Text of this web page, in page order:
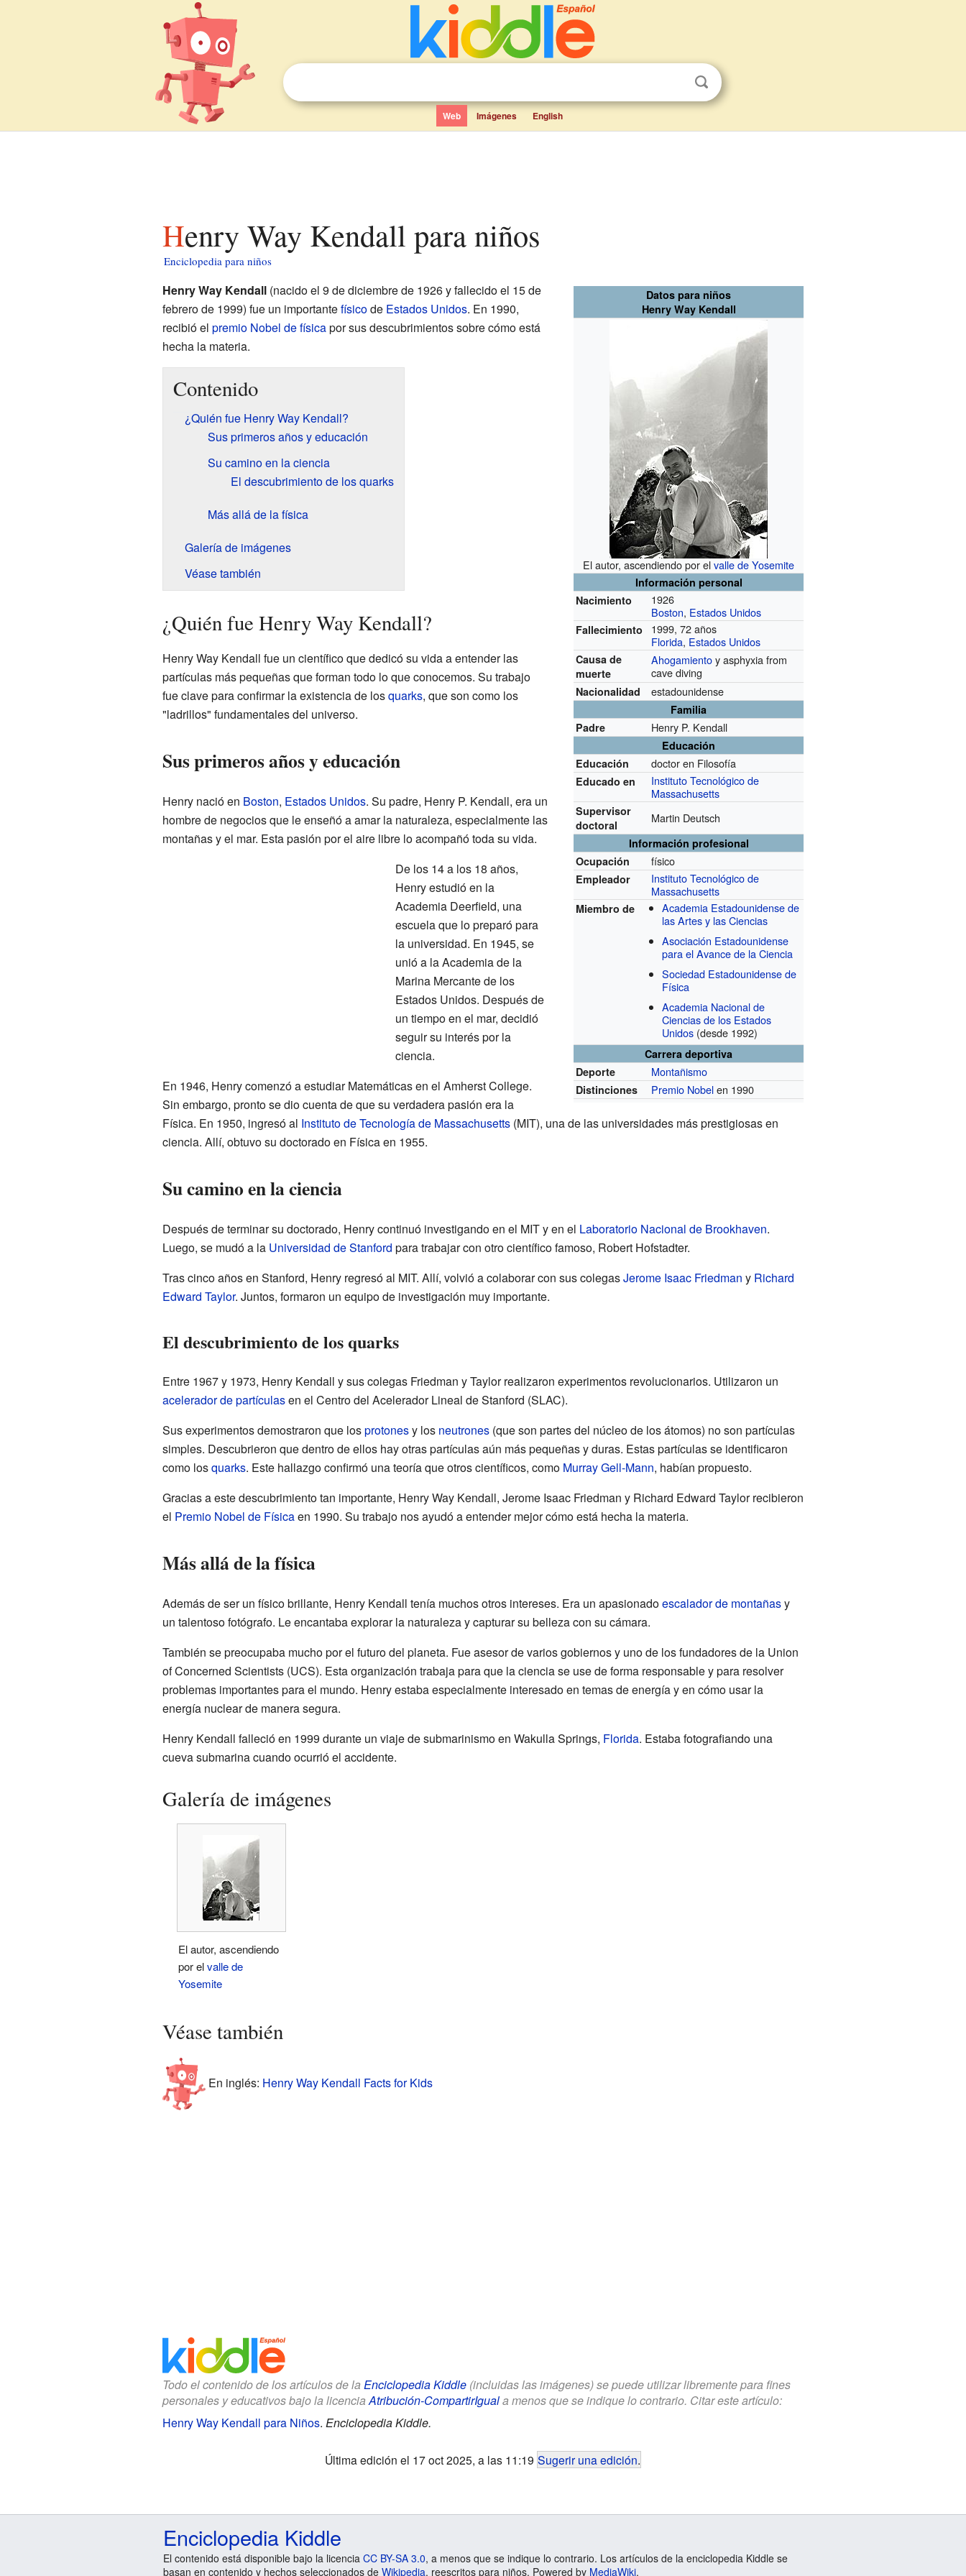
Web Imágenes English
Henry Way Kendall para niños
Enciclopedia para niños
Datos para niños
Henry Way Kendall
El autor, ascendiendo por elvalle de Yosemite
Información personal
Nacimiento
1926
Boston, Estados Unidos
Fallecimiento
1999, 72 años
Florida, Estados Unidos
Causa de
muerte
Ahogamientoy asphyxia from
cave diving
Nacionalidad estadounidense
Familia
Padre
Henry P. Kendall
Educación
Educación
doctor en Filosofía
Educado en
Instituto Tecnológico de
Massachusetts
Supervisor
doctoral
Martin Deutsch
Información profesional
Ocupación
físico
Empleador
Instituto Tecnológico de
Massachusetts
Miembro de
Academia Estadounidense de
las Artes y las Ciencias
Asociación Estadounidense
para el Avance de la Ciencia
Sociedad Estadounidense de
Física
Academia Nacional de
Ciencias de los Estados
Unidos (desde 1992)
Carrera deportiva
Deporte
Montañismo
Distinciones Premio Nobelen 1990
Henry Way Kendall(nacido el 9 de diciembre de 1926 y fallecido el 15 de
febrero de 1999) fue un importantefísicode Estados Unidos. En 1990,
recibió el premio Nobel de físicapor sus descubrimientos sobre cómo está
hecha la materia.
Contenido
¿Quién fue Henry Way Kendall?
Sus primeros años y educación
Su camino en la ciencia
El descubrimiento de los quarks
Más allá de la física
Galería de imágenes
Véase también
¿Quién fue Henry Way Kendall?
Henry Way Kendall fue un científico que dedicó su vida a entender las
partículas más pequeñas que forman todo lo que conocemos. Su trabajo
fue clave para confirmar la existencia de losquarks, que son como los
"ladrillos" fundamentales del universo.
Sus primeros años y educación
Henry nació en Boston, Estados Unidos. Su padre, Henry P. Kendall, era un
hombre de negocios que le enseñó a amar la naturaleza, especialmente las
montañas y el mar. Esta pasión por el aire libre lo acompañó toda su vida.
De los 14 a los 18 años,
Henry estudió en la
Academia Deerfield, una
escuela que lo preparó para
la universidad. En 1945, se
unió a la Academia de la
Marina Mercante de los
Estados Unidos. Después de
un tiempo en el mar, decidió
seguir su interés por la
ciencia.
En 1946, Henry comenzó a estudiar Matemáticas en el Amherst College.
Sin embargo, pronto se dio cuenta de que su verdadera pasión era la
Física. En 1950, ingresó al Instituto de Tecnología de Massachusetts(MIT), una de las universidades más prestigiosas en
ciencia. Allí, obtuvo su doctorado en Física en 1955.
Su camino en la ciencia
Después de terminar su doctorado, Henry continuó investigando en el MIT y en el Laboratorio Nacional de Brookhaven.
Luego, se mudó a la Universidad de Stanford para trabajar con otro científico famoso, Robert Hofstadter.
Tras cinco años en Stanford, Henry regresó al MIT. Allí, volvió a colaborar con sus colegasJerome Isaac Friedman y Richard
Edward Taylor. Juntos, formaron un equipo de investigación muy importante.
El descubrimiento de los quarks
Entre 1967 y 1973, Henry Kendall y sus colegas Friedman y Taylor realizaron experimentos revolucionarios. Utilizaron un
acelerador de partículasen el Centro del Acelerador Lineal de Stanford (SLAC).
Sus experimentos demostraron que losprotonesy los neutrones(que son partes del núcleo de los átomos) no son partículas
simples. Descubrieron que dentro de ellos hay otras partículas aún más pequeñas y duras. Estas partículas se identificaron
como losquarks. Este hallazgo confirmó una teoría que otros científicos, como Murray Gell-Mann, habían propuesto.
Gracias a este descubrimiento tan importante, Henry Way Kendall, Jerome Isaac Friedman y Richard Edward Taylor recibieron
el Premio Nobel de Físicaen 1990. Su trabajo nos ayudó a entender mejor cómo está hecha la materia.
Más allá de la física
Además de ser un físico brillante, Henry Kendall tenía muchos otros intereses. Era un apasionadoescalador de montañasy
un talentoso fotógrafo. Le encantaba explorar la naturaleza y capturar su belleza con su cámara.
También se preocupaba mucho por el futuro del planeta. Fue asesor de varios gobiernos y uno de los fundadores de la Union
of Concerned Scientists (UCS). Esta organización trabaja para que la ciencia se use de forma responsable y para resolver
problemas importantes para el mundo. Henry estaba especialmente interesado en temas de energía y en cómo usar la
energía nuclear de manera segura.
Henry Kendall falleció en 1999 durante un viaje de submarinismo en Wakulla Springs, Florida. Estaba fotografiando una
cueva submarina cuando ocurrió el accidente.
Galería de imágenes
El autor, ascendiendo
por elvalle de
Yosemite
Véase también
En inglés: Henry Way Kendall Facts for Kids
Todo el contenido de los artículos de la Enciclopedia Kiddle(incluidas las imágenes) se puede utilizar libremente para fines
personales y educativos bajo la licencia Atribución-CompartirIguala menos que se indique lo contrario. Citar este artículo:
Henry Way Kendall para Niños. Enciclopedia Kiddle.
Última edición el 17 oct 2025, a las 11:19 Sugerir una edición.
Enciclopedia Kiddle
El contenido está disponible bajo la licencia CC BY-SA 3.0, a menos que se indique lo contrario. Los artículos de la enciclopedia Kiddle se
basan en contenido y hechos seleccionados de Wikipedia, reescritos para niños. Powered by MediaWiki.